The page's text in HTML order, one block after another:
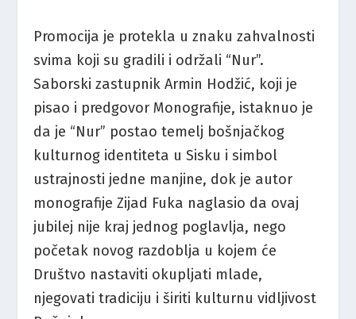
Promocija je protekla u znaku zahvalnosti
svima koji su gradili i održali “Nur”.
Saborski zastupnik Armin Hodžić, koji je
pisao i predgovor Monografije, istaknuo je
da je “Nur” postao temelj bošnjačkog
kulturnog identiteta u Sisku i simbol
ustrajnosti jedne manjine, dok je autor
monografije Zijad Fuka naglasio da ovaj
jubilej nije kraj jednog poglavlja, nego
početak novog razdoblja u kojem će
Društvo nastaviti okupljati mlade,
njegovati tradiciju i širiti kulturnu vidljivost